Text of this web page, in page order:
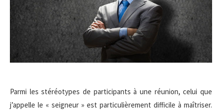
Parmi les stéréotypes de participants à une réunion, celui que
j’appelle le « seigneur » est particulièrement difficile à maîtriser.